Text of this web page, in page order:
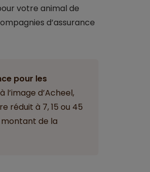
votre animal de
d’assurance
pour les
l’image d’Acheel,
réduit à 7, 15 ou 45
montant de la